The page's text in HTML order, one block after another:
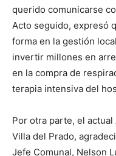
querido comunicarse
Acto seguido, expresó
forma en la gestión
invertir millones en
en la compra de
terapia intensiva del
Por otra parte, el
Villa del Prado,
Jefe Comunal, Nelson